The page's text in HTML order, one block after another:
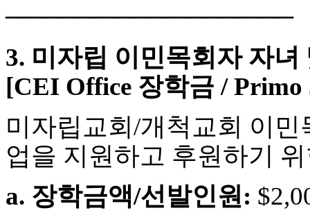
판
토
끼
최
신
렌
사
이
순
────────────────
3. 미자립 이민목회자 자
[CEI Office 장학금 /
미자립교회/개척교회 이
업을 지원하고 후원하기
a. 장학금액/선발인원: